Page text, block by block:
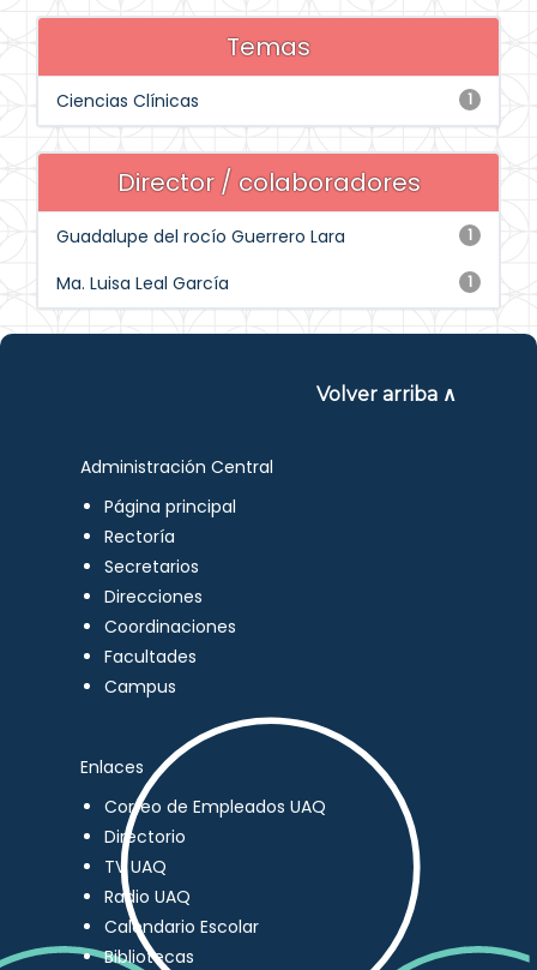
Temas
1
Ciencias Clínicas
Director / colaboradores
1
Guadalupe del rocío Guerrero Lara
1
Ma. Luisa Leal García
Volver arriba ∧
Administración Central
Página principal
Rectoría
Secretarios
Direcciones
Coordinaciones
Facultades
Campus
Enlaces
Correo de Empleados UAQ
Directorio
TV UAQ
Radio UAQ
Calendario Escolar
Bibliotecas